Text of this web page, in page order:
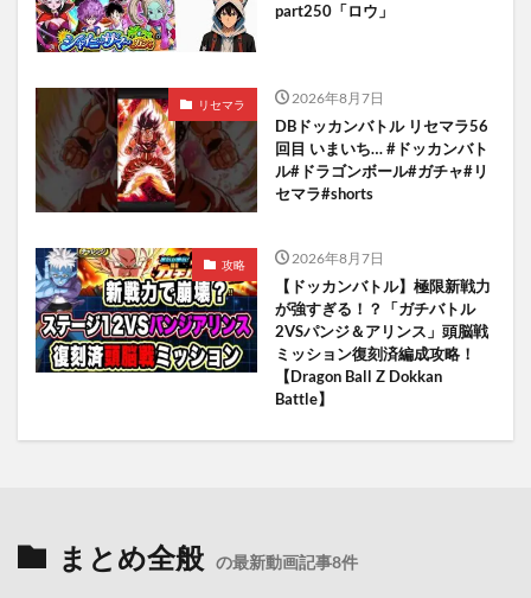
part250「ロウ」
リセマラ 2026年8月7日
DBドッカンバトル リセマラ56
回目 いまいち… #ドッカンバト
ル#ドラゴンボール#ガチャ#リ
セマラ#shorts
攻略 2026年8月7日
【ドッカンバトル】極限新戦力
が強すぎる！？「ガチバトル
2VSパンジ＆アリンス」頭脳戦
ミッション復刻済編成攻略！
【Dragon Ball Z Dokkan
Battle】
まとめ全般 の最新動画記事8件